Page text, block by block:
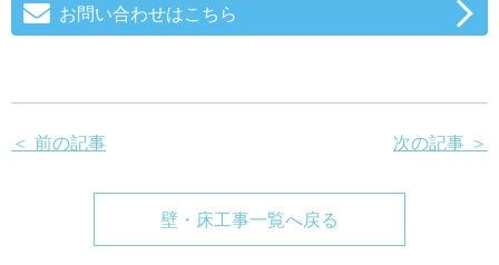
お問い合わせはこちら
＜ 前の記事 次の記事 ＞
壁・床工事一覧へ戻る